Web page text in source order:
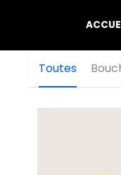
Toutes